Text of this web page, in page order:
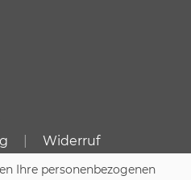
Widerruf
Sitemap
Ihre personenbezogenen